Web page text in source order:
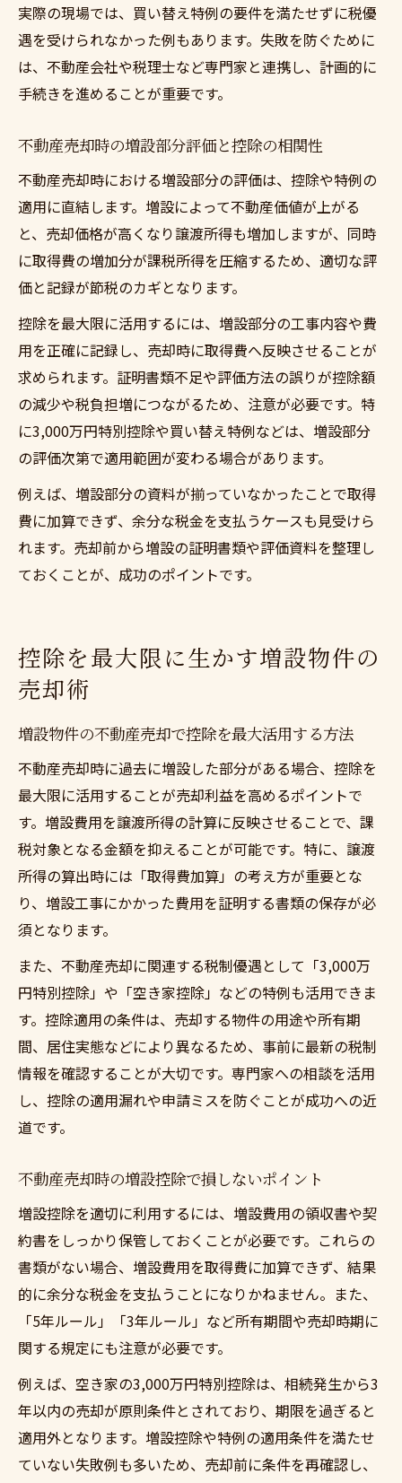
実際の現場では、買い替え特例の要件を満たせずに税優
遇を受けられなかった例もあります。失敗を防ぐために
は、不動産会社や税理士など専門家と連携し、計画的に
手続きを進めることが重要です。
不動産売却時の増設部分評価と控除の相関性
不動産売却時における増設部分の評価は、控除や特例の
適用に直結します。増設によって不動産価値が上がる
と、売却価格が高くなり譲渡所得も増加しますが、同時
に取得費の増加分が課税所得を圧縮するため、適切な評
価と記録が節税のカギとなります。
控除を最大限に活用するには、増設部分の工事内容や費
用を正確に記録し、売却時に取得費へ反映させることが
求められます。証明書類不足や評価方法の誤りが控除額
の減少や税負担増につながるため、注意が必要です。特
に3,000万円特別控除や買い替え特例などは、増設部分
の評価次第で適用範囲が変わる場合があります。
例えば、増設部分の資料が揃っていなかったことで取得
費に加算できず、余分な税金を支払うケースも見受けら
れます。売却前から増設の証明書類や評価資料を整理し
ておくことが、成功のポイントです。
控除を最大限に生かす増設物件の
売却術
増設物件の不動産売却で控除を最大活用する方法
不動産売却時に過去に増設した部分がある場合、控除を
最大限に活用することが売却利益を高めるポイントで
す。増設費用を譲渡所得の計算に反映させることで、課
税対象となる金額を抑えることが可能です。特に、譲渡
所得の算出時には「取得費加算」の考え方が重要とな
り、増設工事にかかった費用を証明する書類の保存が必
須となります。
また、不動産売却に関連する税制優遇として「3,000万
円特別控除」や「空き家控除」などの特例も活用できま
す。控除適用の条件は、売却する物件の用途や所有期
間、居住実態などにより異なるため、事前に最新の税制
情報を確認することが大切です。専門家への相談を活用
し、控除の適用漏れや申請ミスを防ぐことが成功への近
道です。
不動産売却時の増設控除で損しないポイント
増設控除を適切に利用するには、増設費用の領収書や契
約書をしっかり保管しておくことが必要です。これらの
書類がない場合、増設費用を取得費に加算できず、結果
的に余分な税金を支払うことになりかねません。また、
「5年ルール」「3年ルール」など所有期間や売却時期に
関する規定にも注意が必要です。
例えば、空き家の3,000万円特別控除は、相続発生から3
年以内の売却が原則条件とされており、期限を過ぎると
適用外となります。増設控除や特例の適用条件を満たせ
ていない失敗例も多いため、売却前に条件を再確認し、